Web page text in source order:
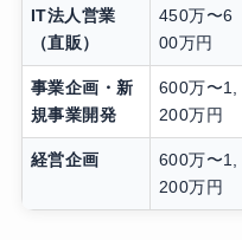
IT法人営業
（直販）
450万〜6
00万円
事業企画・新
規事業開発
600万〜1,
200万円
経営企画
600万〜1,
200万円